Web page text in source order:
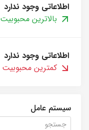
اطلاعاتی وجود ندارد
بالاترین محبوبیت
اطلاعاتی وجود ندارد
کمترین محبوبیت
سیستم عامل